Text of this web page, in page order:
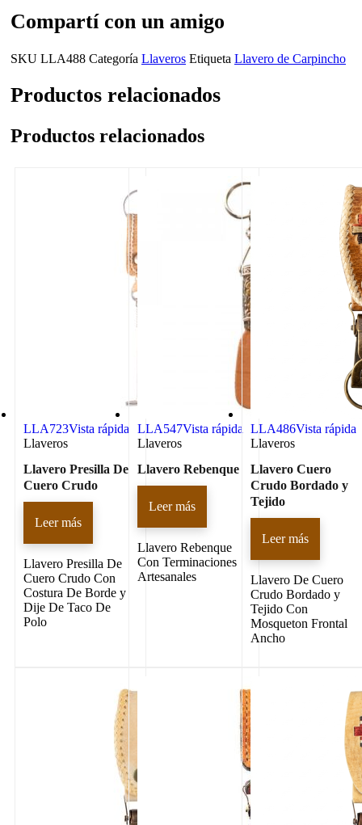
Compartí con un amigo
SKU LLA488 Categoría Llaveros Etiqueta Llavero de Carpincho
Productos relacionados
Productos relacionados
LLA723Vista rápida
Llaveros
Llavero Presilla De
Cuero Crudo
Leer más
Llavero Presilla De
Cuero Crudo Con
Costura De Borde y
Dije De Taco De
Polo
LLA547Vista rápida
Llaveros
Llavero Rebenque
Leer más
Llavero Rebenque
Con Terminaciones
Artesanales
LLA486Vista rápida
Llaveros
Llavero Cuero
Crudo Bordado y
Tejido
Leer más
Llavero De Cuero
Crudo Bordado y
Tejido Con
Mosqueton Frontal
Ancho